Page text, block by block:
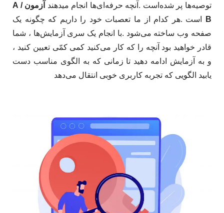
توصیه‌ها پر شده‌است .آنچه حرفه‌ای‌ها انجام میدهند
آزمون A /
B
است .هر کدام از ما تعصبات خود را داریم که چگونه یک
صفحه وب ساخته می‌شود .با انجام یک سری آزمایش‌ها ، شما
قادر خواهید بود آنچه را که کار می‌کنید کمی کمّی تعیین کنید ،
و به آزمایش ادامه دهید تا زمانی که به الگوی مناسب دست
یابید الگویی که تجربه کاربری خوبی انتقال می‌دهد ​